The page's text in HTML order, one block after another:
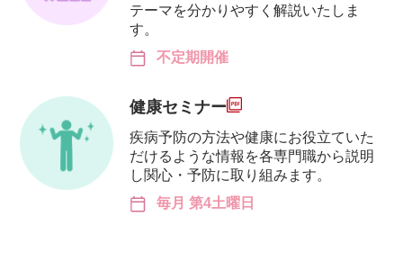
テーマを分かりやすく解説いたしま
す。
不定期開催
健康セミナー
疾病予防の方法や健康にお役立ていた
だけるような情報を各専門職から説明
し関心・予防に取り組みます。
毎月 第4土曜日